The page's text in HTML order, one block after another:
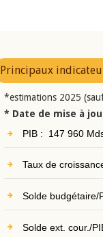
Principaux
*estimations 2025
* Date de mise à
PIB : 147 960
Taux de
Solde budgétaire/
Solde ext. cour./